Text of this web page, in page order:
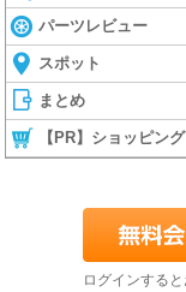
パーツレビュー
スポット
まとめ
【PR】ショッピング
ログインする